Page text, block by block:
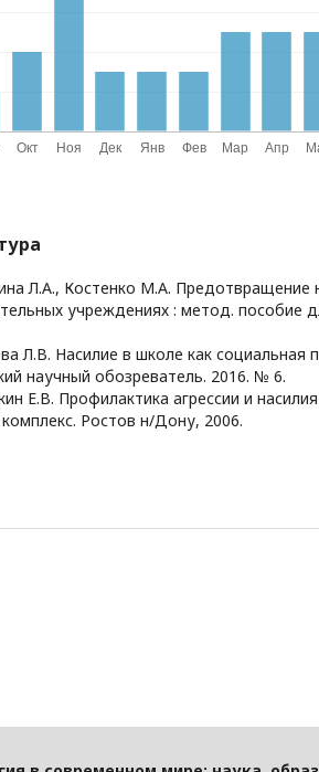
Л.А., Костенко М.А. Предотвращение
учреждениях : метод. пособие
Л.В. Насилие в школе как социальная
научный обозреватель. 2016. № 6.
Е.В. Профилактика агрессии и
Ростов н/Дону, 2006.